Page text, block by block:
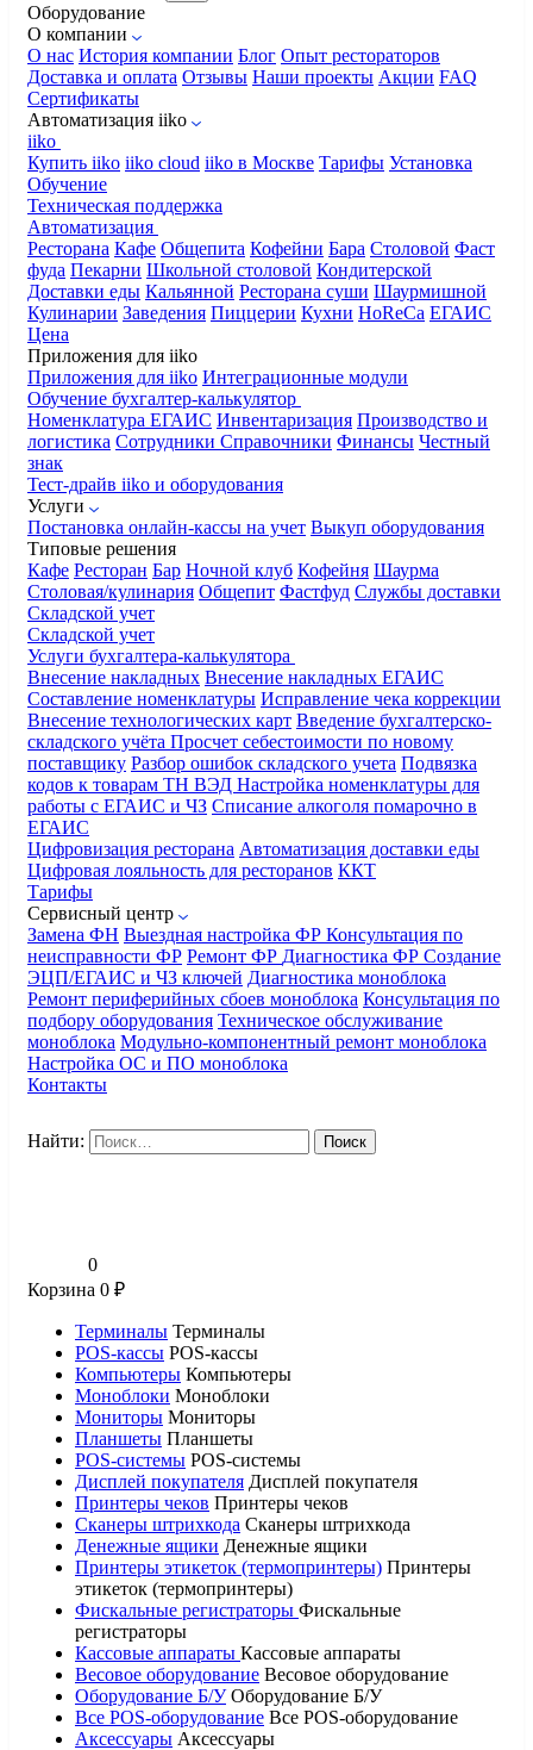
Оборудование
О компании
О нас История компании Блог Опыт рестораторов
Доставка и оплата Отзывы Наши проекты Акции FAQ
Сертификаты
Автоматизация iiko
iiko
Купить iiko iiko cloud iiko в Москве Тарифы Установка
Обучение
Техническая поддержка
Автоматизация
Ресторана Кафе Общепита Кофейни Бара Столовой Фаст
фуда Пекарни Школьной столовой Кондитерской
Доставки еды Кальянной Ресторана суши Шаурмишной
Кулинарии Заведения Пиццерии Кухни HoReCa ЕГАИС
Цена
Приложения для iiko
Приложения для iiko Интеграционные модули
Обучение бухгалтер-калькулятор
Номенклатура ЕГАИС Инвентаризация Производство и
логистика Сотрудники Справочники Финансы Честный
знак
Тест-драйв iiko и оборудования
Услуги
Постановка онлайн-кассы на учет Выкуп оборудования
Типовые решения
Кафе Ресторан Бар Ночной клуб Кофейня Шаурма
Столовая/кулинария Общепит Фастфуд Службы доставки
Складской учет
Складской учет
Услуги бухгалтера-калькулятора
Внесение накладных Внесение накладных ЕГАИС
Составление номенклатуры Исправление чека коррекции
Внесение технологических карт Введение бухгалтерско-
складского учёта Просчет себестоимости по новому
поставщику Разбор ошибок складского учета Подвязка
кодов к товарам ТН ВЭД Настройка номенклатуры для
работы с ЕГАИС и ЧЗ Списание алкоголя помарочно в
ЕГАИС
Цифровизация ресторана Автоматизация доставки еды
Цифровая лояльность для ресторанов ККТ
Тарифы
Сервисный центр
Замена ФН Выездная настройка ФР Консультация по
неисправности ФР Ремонт ФР Диагностика ФР Создание
ЭЦП/ЕГАИС и ЧЗ ключей Диагностика моноблока
Ремонт периферийных сбоев моноблока Консультация по
подбору оборудования Техническое обслуживание
моноблока Модульно-компонентный ремонт моноблока
Настройка ОС и ПО моноблока
Контакты
Найти:
0
Корзина 0 ₽
Терминалы Терминалы
POS-кассы POS-кассы
Компьютеры Компьютеры
Моноблоки Моноблоки
Мониторы Мониторы
Планшеты Планшеты
POS-системы POS-системы
Дисплей покупателя Дисплей покупателя
Принтеры чеков Принтеры чеков
Сканеры штрихкода Сканеры штрихкода
Денежные ящики Денежные ящики
Принтеры этикеток (термопринтеры) Принтеры
этикеток (термопринтеры)
Фискальные регистраторы Фискальные
регистраторы
Кассовые аппараты Кассовые аппараты
Весовое оборудование Весовое оборудование
Оборудование Б/У Оборудование Б/У
Все POS-оборудование Все POS-оборудование
Аксессуары Аксессуары